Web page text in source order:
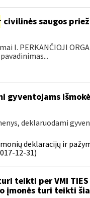
civilinės saugos
I. PERKANČIOJI
gyventojams
deklaruodami
deklaracijų ir
12-31)
teikti per VMI
įmonės turi teikti